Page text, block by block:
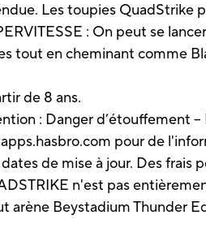
Les toupies QuadStrike
: On peut se
tout en cheminant comme
de 8 ans.
: Danger d’étouffement
apps.hasbro.com pour de
de mise à jour. Des frais
n'est pas
arène Beystadium Thunder